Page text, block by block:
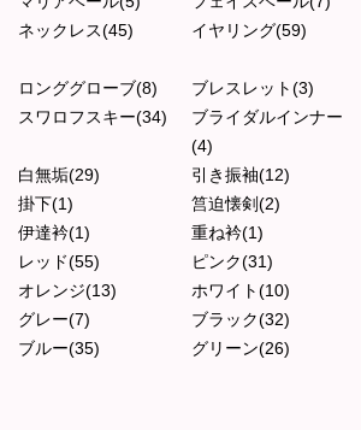
ネックレス(45)
イヤリング(59)
ロンググローブ(8)
ブレスレット(3)
スワロフスキー(34)
ブライダルインナー
(4)
白無垢(29) 引き振袖(12)
掛下(1)
筥迫懐剣(2)
伊達衿(1)
重ね衿(1)
レッド(55)
ピンク(31)
オレンジ(13)
ホワイト(10)
グレー(7)
ブラック(32)
ブルー(35)
グリーン(26)